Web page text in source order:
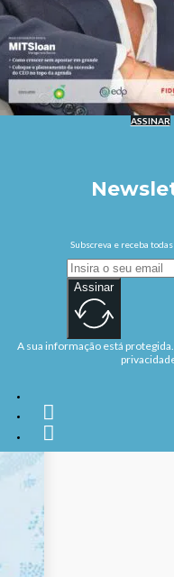
à
um
de
e
os
e
ASSINAR
Subscreva e receba
Assinar
A sua informação está